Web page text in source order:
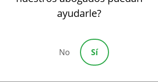
legales contra una propiedad, como
a un abogado para discutir las
los saldos de su tarjeta de crédito
en cada tarjeta y eso debería ayudar a
el pago de las tarjetas de crédito
que tienen las tasas de interés más
ayudarle?
No Sí